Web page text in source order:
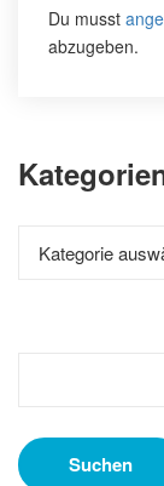
Du musst
abzugeben.